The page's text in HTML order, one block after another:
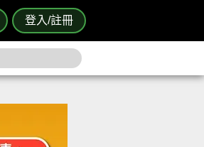
登入/註冊